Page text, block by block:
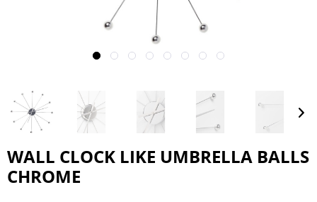
WALL CLOCK LIKE UMBRELLA BALLS
CHROME